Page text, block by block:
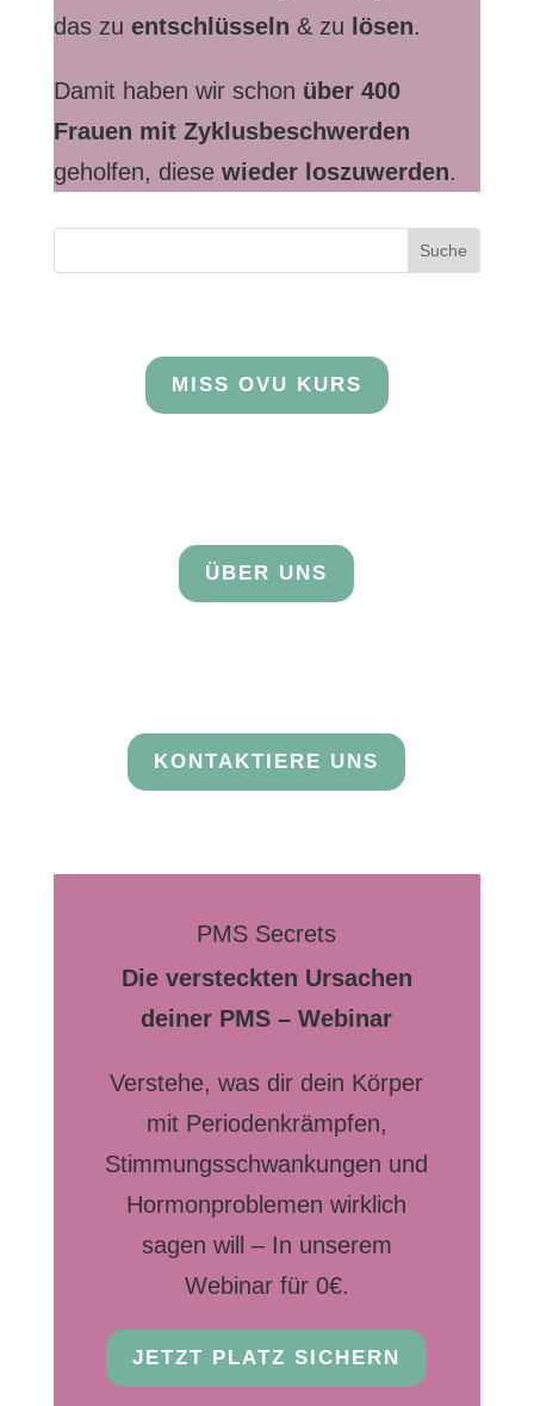
das zu entschlüsseln & zu lösen.
Damit haben wir schon über 400
Frauen mit Zyklusbeschwerden
geholfen, diesewieder loszuwerden.
MISS OVU KURS
ÜBER UNS
KONTAKTIERE UNS
PMS Secrets
Die versteckten Ursachen
deiner PMS – Webinar
Verstehe, was dir dein Körper
mit Periodenkrämpfen,
Stimmungsschwankungen und
Hormonproblemen wirklich
sagen will – In unserem
Webinar für 0€.
JETZT PLATZ SICHERN